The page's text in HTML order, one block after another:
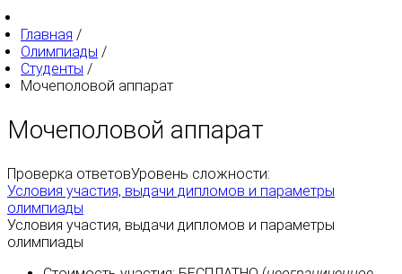
Главная /
Олимпиады /
Студенты /
Мочеполовой аппарат
Мочеполовой аппарат
Проверка ответовУровень сложности:
Условия участия, выдачи дипломов и параметры
олимпиады
Условия участия, выдачи дипломов и параметры
олимпиады